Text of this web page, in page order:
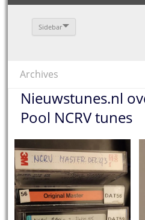
Sidebar
Archives
Nieuwstunes.nl
Pool NCRV tunes